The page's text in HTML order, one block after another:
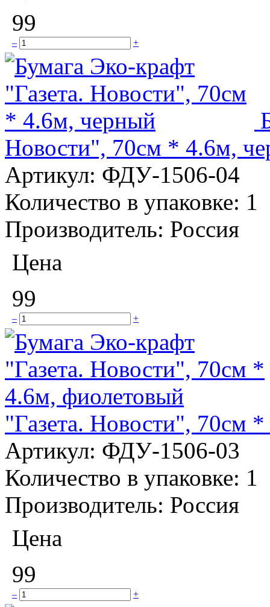
99
– +
Новости", 70см * 4.6м,
Артикул: ФДУ-1506-04
Количество в упаковке: 1
Производитель: Россия
Цена
99
– +
"Газета. Новости", 70см
Артикул: ФДУ-1506-03
Количество в упаковке: 1
Производитель: Россия
Цена
99
– +